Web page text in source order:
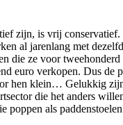
zijn, is vrij conservatief.
al jarenlang met
die ze voor
euro verkopen. Dus de
hen klein… Gelukkig zijn
die het anders
poppen als